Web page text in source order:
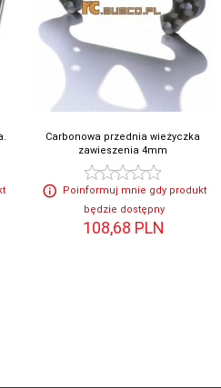
Carbonowa przednia wieżyczka
zawieszenia 4mm
Poinformuj mnie gdy produkt
będzie dostępny
108,68 PLN